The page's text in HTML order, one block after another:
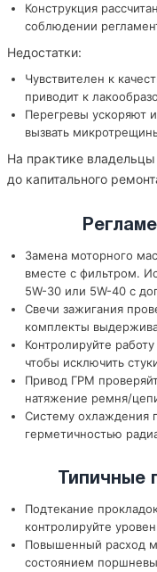
Конструкция
соблюдении
Недостатки:
Чувствителен к
приводит к
Перегревы ускоряют
вызвать
На практике
до капитального
Замена моторного
вместе с фильтром.
5W-30 или 5W-40 с
Свечи зажигания
комплекты
Контролируйте
чтобы исключить
Привод ГРМ
натяжение ремня/
Систему охлаждения
герметичностью
Типичные
Подтекание
контролируйте
Повышенный расход
состоянием